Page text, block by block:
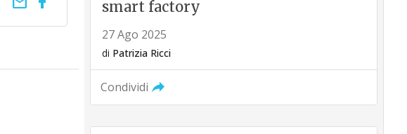
smart factory
27 Ago 2025
di Patrizia Ricci
Condividi